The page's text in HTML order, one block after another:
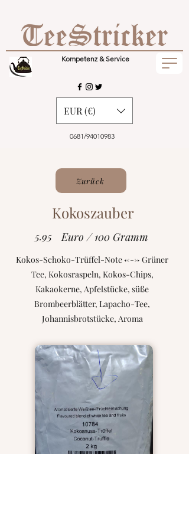
Kompetenz & Service
0681/94010983
EUR (€)
Zurück
Kokoszauber
5.95 Euro / 100 Gramm
Kokos-Schoko-Trüffel-Note <---> Grüner
Tee, Kokosraspeln, Kokos-Chips,
Kakaokerne, Apfelstücke, süße
Brombeerblätter, Lapacho-Tee,
Johannisbrotstücke, Aroma